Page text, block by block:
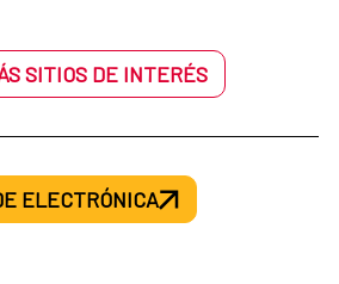
SITIOS DE INTERÉS
ELECTRÓNICA